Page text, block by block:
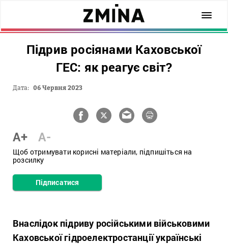
Підрив росіянами Каховської
ГЕС: як реагує світ?
Дата: 06 Червня 2023
A+ A-
Щоб отримувати корисні матеріали, підпишіться на
розсилку
Підписатися
Внаслідок підриву російськими військовими
Каховської гідроелектростанції українські